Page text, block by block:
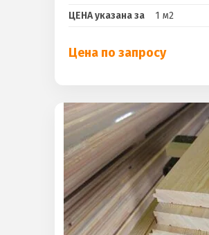
ЦЕНА указана за
1 м2
Цена по запросу